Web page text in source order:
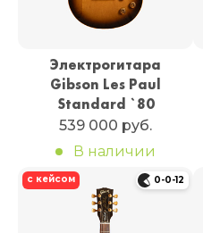
Электрогитара
Gibson Les Paul
Standard `80
539 000 руб.
В наличии
с кейсом 0-0-12